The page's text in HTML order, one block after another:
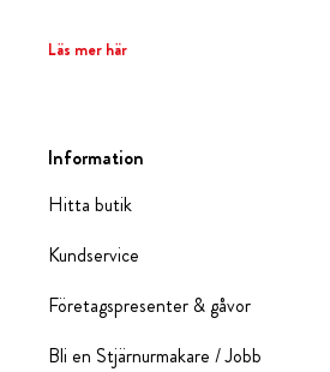
Läs mer här
Information
Hitta butik
Kundservice
Företagspresenter & gåvor
Bli en Stjärnurmakare / Jobb